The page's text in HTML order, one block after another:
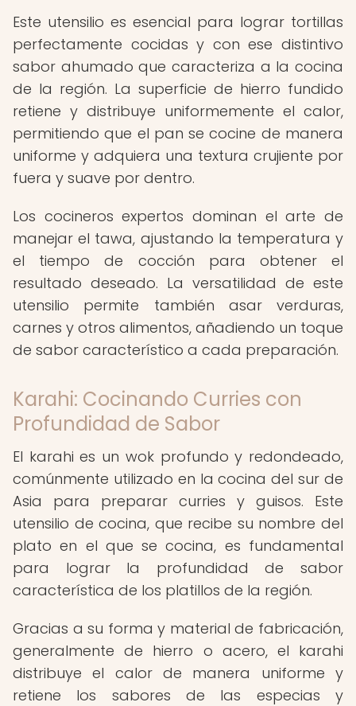
Este utensilio es esencial para lograr tortillas
perfectamente cocidas y con ese distintivo
sabor ahumado que caracteriza a la cocina
de la región. La superficie de hierro fundido
retiene y distribuye uniformemente el calor,
permitiendo que el pan se cocine de manera
uniforme y adquiera una textura crujiente por
fuera y suave por dentro.
Los cocineros expertos dominan el arte de
manejar el tawa, ajustando la temperatura y
el tiempo de cocción para obtener el
resultado deseado. La versatilidad de este
utensilio permite también asar verduras,
carnes y otros alimentos, añadiendo un toque
de sabor característico a cada preparación.
Karahi: Cocinando Curries con
Profundidad de Sabor
El karahi es un wok profundo y redondeado,
comúnmente utilizado en la cocina del sur de
Asia para preparar curries y guisos. Este
utensilio de cocina, que recibe su nombre del
plato en el que se cocina, es fundamental
para lograr la profundidad de sabor
característica de los platillos de la región.
Gracias a su forma y material de fabricación,
generalmente de hierro o acero, el karahi
distribuye el calor de manera uniforme y
retiene los sabores de las especias y